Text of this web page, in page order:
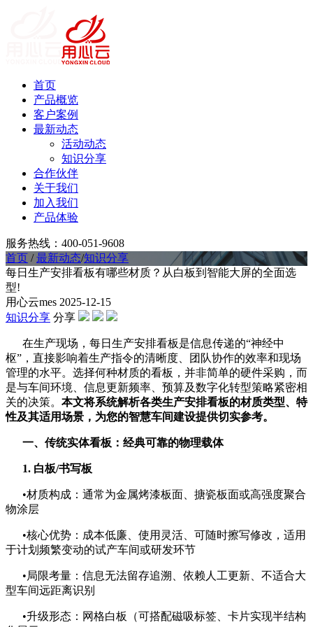
首页
产品概览
客户案例
最新动态
活动动态
知识分享
合作伙伴
关于我们
加入我们
产品体验
服务热线：400-051-9608
首页 /最新动态/知识分享
每日生产安排看板有哪些材质？从白板到智能大屏的全面选
型!
用心云mes 2025-12-15
知识分享 分享
在生产现场，每日生产安排看板是信息传递的“神经中
枢”，直接影响着生产指令的清晰度、团队协作的效率和现场
管理的水平。选择何种材质的看板，并非简单的硬件采购，而
是与车间环境、信息更新频率、预算及数字化转型策略紧密相
关的决策。 本文将系统解析各类生产安排看板的材质类型、特
性及其适用场景，为您的智慧车间建设提供切实参考。
一、传统实体看板：经典可靠的物理载体
1. 白板/书写板
•材质构成：通常为金属烤漆板面、搪瓷板面或高强度聚合
物涂层
•核心优势：成本低廉、使用灵活、可随时擦写修改，适用
于计划频繁变动的试产车间或研发环节
•局限考量：信息无法留存追溯、依赖人工更新、不适合大
型车间远距离识别
•升级形态：网格白板（可搭配磁吸标签、卡片实现半结构